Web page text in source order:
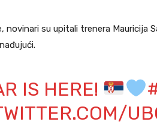
novinari su upitali trenera Mauricija
IS HERE!